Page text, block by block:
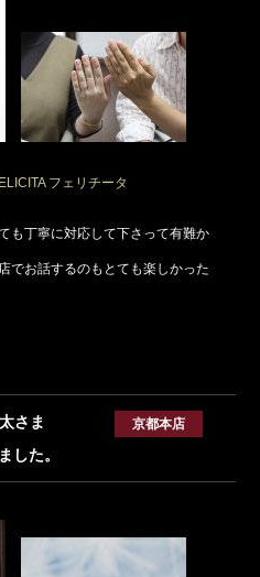
フェリチータ
も丁寧に対応して下さって有難か
でお話するのもとても楽しかった
さま
した。
京都本店